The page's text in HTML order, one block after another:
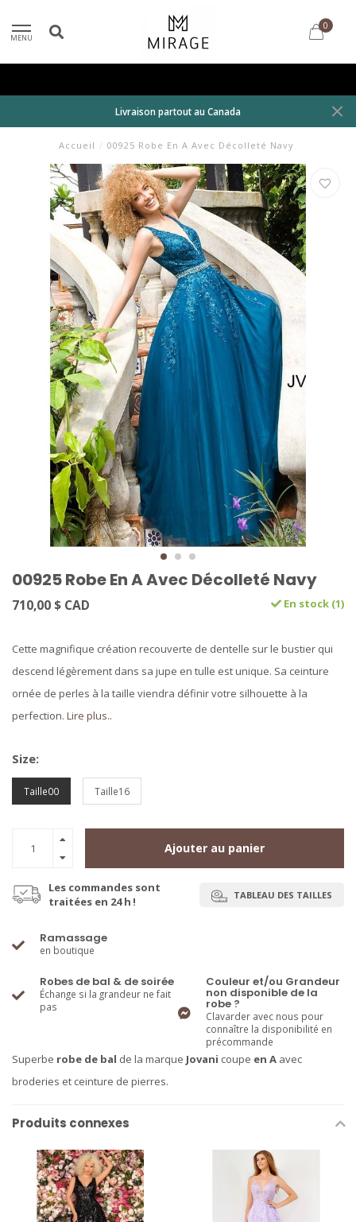
MENU
0
Livraison partout au Canada
Accueil / 00925 Robe En A Avec Décolleté Navy
00925 Robe En A Avec Décolleté Navy
710,00 $ CAD En stock (1)
Cette magnifique création recouverte de dentelle sur le bustier qui
descend légèrement dans sa jupe en tulle est unique. Sa ceinture
ornée de perles à la taille viendra définir votre silhouette à la
perfection. Lire plus..
Size:
Taille00 Taille16
Ajouter au panier
Les commandes sont
traitées en 24 h !
TABLEAU DES TAILLES
Ramassage
en boutique
Robes de bal & de soirée
Échange si la grandeur ne fait
pas
Couleur et/ou Grandeur
non disponible de la
robe ?
Clavarder avec nous pour
connaître la disponibilité en
précommande
Superbe robe de bal de la marque Jovani coupe en A avec
broderies et ceinture de pierres.
Produits connexes